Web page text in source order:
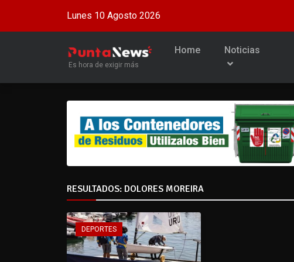
Lunes 10 Agosto 2026
Es hora de exigir más
Home Noticias
RESULTADOS: DOLORES MOREIRA
DEPORTES